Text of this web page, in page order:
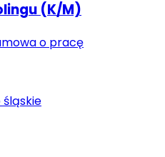
(K/M)
o pracę